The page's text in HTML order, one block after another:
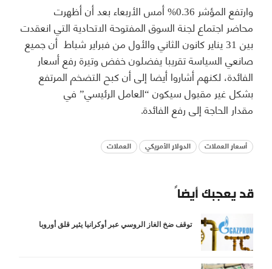
وارتفع المؤشر 0.36% أمس الأربعاء بعد أن أظهرت
محاضر اجتماع لجنة السوق المفتوحة الاتحادية التي انعقدت
بين 31 يناير كانون الثاني والأول من فبراير شباط أن جميع
صانعي السياسة تقريبا يفضلون خفض وتيرة رفع أسعار
الفائدة، لكنهم أشاروا أيضا إلى أن كبح التضخم المرتفع
بشكل غير مقبول سيكون “العامل الرئيسي” في
مقدار الحاجة إلى رفع الفائدة.
أسعار العملات الدولار الأمريكي العملات
قد يعجبك أيضاً
توقف ضخ الغاز الروسي عبر أوكرانيا يثير قلق أوروبا